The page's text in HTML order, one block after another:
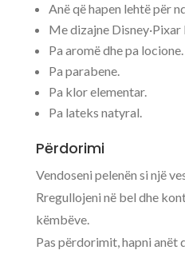
Anë që hapen lehtë për
Me dizajne
Pa aromë dhe pa locione.
Pa parabene.
Pa klor elementar.
Pa lateks natyral.
Përdorimi
Vendoseni pelenën si një
Rregullojeni në bel dhe
këmbëve.
Pas përdorimit, hapni anët